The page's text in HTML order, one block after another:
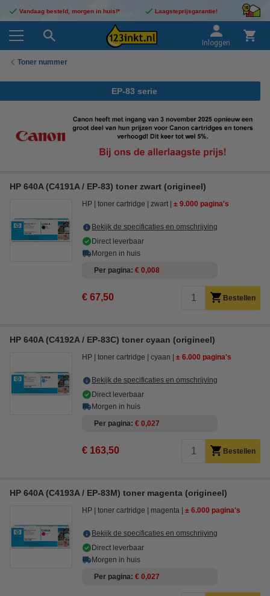
Vandaag besteld, morgen in huis!* Laagsteprijsgarantie!
Inloggen
Toner nummer
EP-83 serie
HP 640A (C4191A / EP-83) toner zwart (origineel)
HP toner cartridge zwart ± 9.000 pagina's
Bekijk de specificaties en omschrijving
Direct leverbaar
Morgen in huis
Per pagina € 0,008
€ 67,50 Bestellen
HP 640A (C4192A / EP-83C) toner cyaan (origineel)
HP toner cartridge cyaan ± 6.000 pagina's
Bekijk de specificaties en omschrijving
Direct leverbaar
Morgen in huis
Per pagina € 0,027
€ 163,50 Bestellen
HP 640A (C4193A / EP-83M) toner magenta (origineel)
HP toner cartridge magenta ± 6.000 pagina's
Bekijk de specificaties en omschrijving
Direct leverbaar
Morgen in huis
Per pagina € 0,027